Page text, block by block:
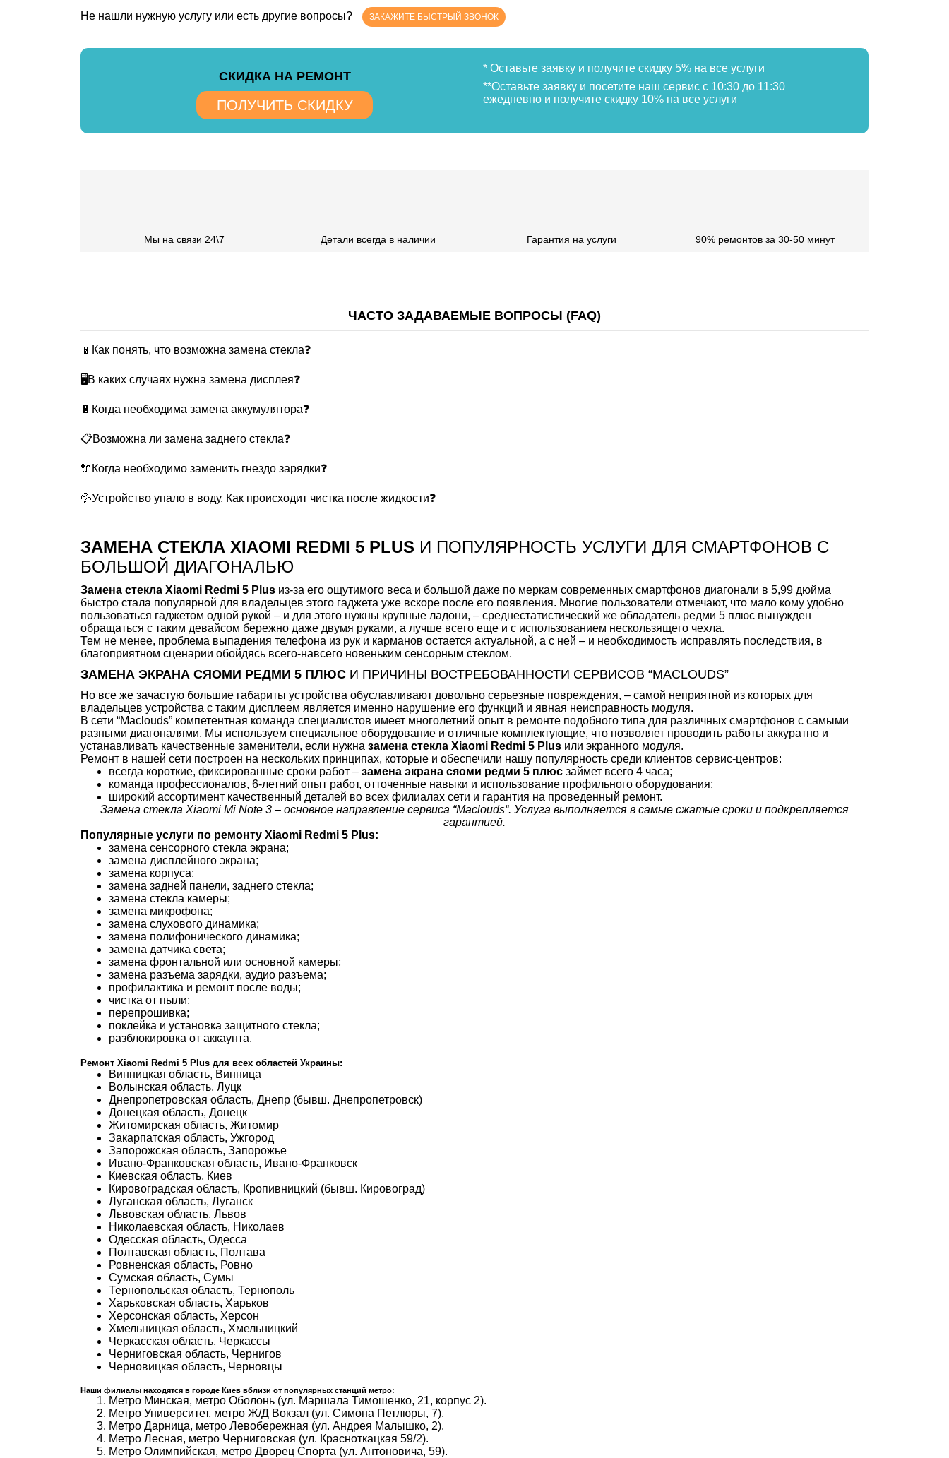
Не нашли нужную услугу или есть другие вопросы? ЗАКАЖИТЕ БЫСТРЫЙ ЗВОНОК
CКИДКА НА РЕМОНТ
ПОЛУЧИТЬ СКИДКУ
* Оставьте заявку и получите скидку 5% на все услуги
**Оставьте заявку и посетите наш сервис с 10:30 до 11:30
ежедневно и получите скидку 10% на все услуги
Мы на связи 24\7 Детали всегда в наличии Гарантия на услуги 90% ремонтов за 30-50 минут
ЧАСТО ЗАДАВАЕМЫЕ ВОПРОСЫ (FAQ)
📱Как понять, что возможна замена стекла❓
🖥В каких случаях нужна замена дисплея❓
🔋Когда необходима замена аккумулятора❓
📋Возможна ли замена заднего стекла❓
🔌Когда необходимо заменить гнездо зарядки❓
💦Устройство упало в воду. Как происходит чистка после жидкости❓
ЗАМЕНА СТЕКЛА XIAOMI REDMI 5 PLUS И ПОПУЛЯРНОСТЬ УСЛУГИ ДЛЯ СМАРТФОНОВ С
БОЛЬШОЙ ДИАГОНАЛЬЮ
Замена стекла Xiaomi Redmi 5 Plus из-за его ощутимого веса и большой даже по меркам современных смартфонов диагонали в 5,99 дюйма
быстро стала популярной для владельцев этого гаджета уже вскоре после его появления. Многие пользователи отмечают, что мало кому удобно
пользоваться гаджетом одной рукой – и для этого нужны крупные ладони, – среднестатистический же обладатель редми 5 плюс вынужден
обращаться с таким девайсом бережно даже двумя руками, а лучше всего еще и с использованием нескользящего чехла.
Тем не менее, проблема выпадения телефона из рук и карманов остается актуальной, а с ней – и необходимость исправлять последствия, в
благоприятном сценарии обойдясь всего-навсего новеньким сенсорным стеклом.
ЗАМЕНА ЭКРАНА СЯОМИ РЕДМИ 5 ПЛЮС И ПРИЧИНЫ ВОСТРЕБОВАННОСТИ СЕРВИСОВ “MACLOUDS”
Но все же зачастую большие габариты устройства обуславливают довольно серьезные повреждения, – самой неприятной из которых для
владельцев устройства с таким дисплеем является именно нарушение его функций и явная неисправность модуля.
В сети “Maclouds” компетентная команда специалистов имеет многолетний опыт в ремонте подобного типа для различных смартфонов с самыми
разными диагоналями. Мы используем специальное оборудование и отличные комплектующие, что позволяет проводить работы аккуратно и
устанавливать качественные заменители, если нужна замена стекла Xiaomi Redmi 5 Plus или экранного модуля.
Ремонт в нашей сети построен на нескольких принципах, которые и обеспечили нашу популярность среди клиентов сервис-центров:
всегда короткие, фиксированные сроки работ – замена экрана сяоми редми 5 плюс займет всего 4 часа;
команда профессионалов, 6-летний опыт работ, отточенные навыки и использование профильного оборудования;
широкий ассортимент качественный деталей во всех филиалах сети и гарантия на проведенный ремонт.
Замена стекла Xiaomi Mi Note 3 – основное направление сервиса “Maclouds“. Услуга выполняется в самые сжатые сроки и подкрепляется
гарантией.
Популярные услуги по ремонту Xiaomi Redmi 5 Plus:
замена сенсорного стекла экрана;
замена дисплейного экрана;
замена корпуса;
замена задней панели, заднего стекла;
замена стекла камеры;
замена микрофона;
замена слухового динамика;
замена полифонического динамика;
замена датчика света;
замена фронтальной или основной камеры;
замена разъема зарядки, аудио разъема;
профилактика и ремонт после воды;
чистка от пыли;
перепрошивка;
поклейка и установка защитного стекла;
разблокировка от аккаунта.
Ремонт Xiaomi Redmi 5 Plus для всех областей Украины:
Винницкая область, Винница
Волынская область, Луцк
Днепропетровская область, Днепр (бывш. Днепропетровск)
Донецкая область, Донецк
Житомирская область, Житомир
Закарпатская область, Ужгород
Запорожская область, Запорожье
Ивано-Франковская область, Ивано-Франковск
Киевская область, Киев
Кировоградская область, Кропивницкий (бывш. Кировоград)
Луганская область, Луганск
Львовская область, Львов
Николаевская область, Николаев
Одесская область, Одесса
Полтавская область, Полтава
Ровненская область, Ровно
Сумская область, Сумы
Тернопольская область, Тернополь
Харьковская область, Харьков
Херсонская область, Херсон
Хмельницкая область, Хмельницкий
Черкасская область, Черкассы
Черниговская область, Чернигов
Черновицкая область, Черновцы
Наши филиалы находятся в городе Киев вблизи от популярных станций метро:
Метро Минская, метро Оболонь (ул. Маршала Тимошенко, 21, корпус 2).
Метро Университет, метро Ж/Д Вокзал (ул. Симона Петлюры, 7).
Метро Дарница, метро Левобережная (ул. Андрея Малышко, 2).
Метро Лесная, метро Черниговская (ул. Красноткацкая 59/2).
Метро Олимпийская, метро Дворец Спорта (ул. Антоновича, 59).